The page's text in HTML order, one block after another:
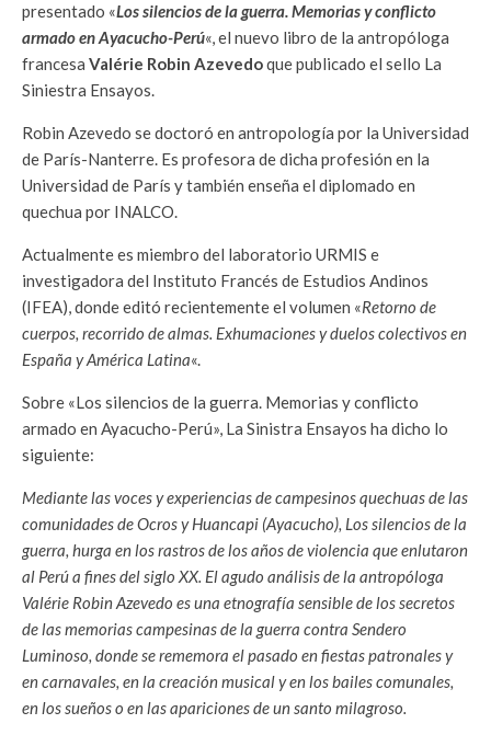
presentado «Los silencios de la guerra. Memorias y conflicto
armado en Ayacucho-Perú«, el nuevo libro de la antropóloga
francesa Valérie Robin Azevedoque publicado el sello La
Siniestra Ensayos.
Robin Azevedo se doctoró en antropología por la Universidad
de París-Nanterre. Es profesora de dicha profesión en la
Universidad de París y también enseña el diplomado en
quechua por INALCO.
Actualmente es miembro del laboratorio URMIS e
investigadora del Instituto Francés de Estudios Andinos
(IFEA), donde editó recientemente el volumen «Retorno de
cuerpos, recorrido de almas. Exhumaciones y duelos colectivos en
España y América Latina«.
Sobre «Los silencios de la guerra. Memorias y conflicto
armado en Ayacucho-Perú», La Sinistra Ensayos ha dicho lo
siguiente:
Mediante las voces y experiencias de campesinos quechuas de las
comunidades de Ocros y Huancapi (Ayacucho), Los silencios de la
guerra, hurga en los rastros de los años de violencia que enlutaron
al Perú a fines del siglo XX. El agudo análisis de la antropóloga
Valérie Robin Azevedo es una etnografía sensible de los secretos
de las memorias campesinas de la guerra contra Sendero
Luminoso, donde se rememora el pasado en fiestas patronales y
en carnavales, en la creación musical y en los bailes comunales,
en los sueños o en las apariciones de un santo milagroso.